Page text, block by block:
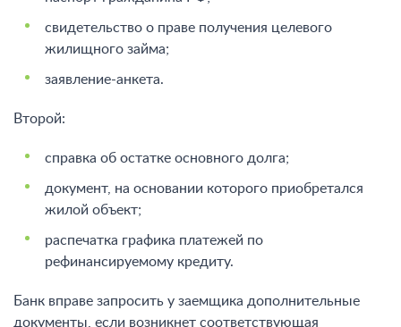
свидетельство о праве получения целевого
жилищного займа;
заявление-анкета.
Второй:
справка об остатке основного долга;
документ, на основании которого приобретался
жилой объект;
распечатка графика платежей по
рефинансируемому кредиту.
Банк вправе запросить у заемщика дополнительные
документы, если возникнет соответствующая